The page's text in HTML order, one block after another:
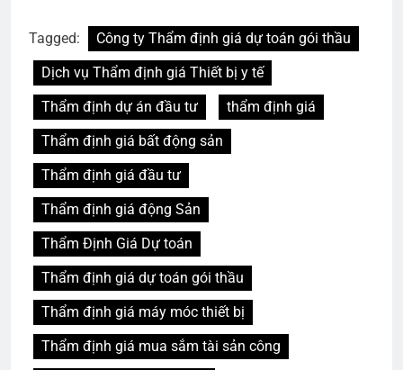
Tagged:
Công ty Thẩm định giá dự toán gói thầu
Dịch vụ Thẩm định giá Thiết bị y tế
Thẩm định dự án đầu tư
thẩm định giá
Thẩm định giá bất động sản
Thẩm định giá đầu tư
Thẩm định giá động Sản
Thẩm Định Giá Dự toán
Thẩm định giá dự toán gói thầu
Thẩm định giá máy móc thiết bị
Thẩm định giá mua sắm tài sản công